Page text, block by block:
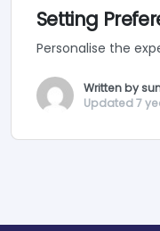
Setting
Personalise the
Written by
Updated 7